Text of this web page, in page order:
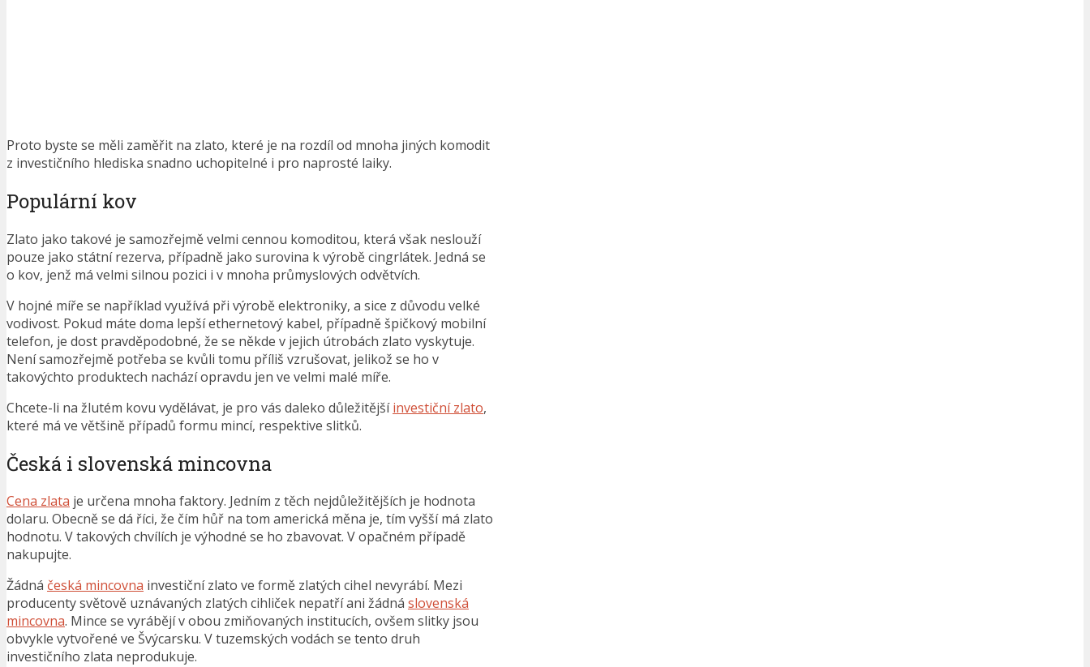
Proto byste se měli zaměřit na zlato, které je na rozdíl od mnoha jiných komodit
z investičního hlediska snadno uchopitelné i pro naprosté laiky.
Populární kov
Zlato jako takové je samozřejmě velmi cennou komoditou, která však neslouží
pouze jako státní rezerva, případně jako surovina k výrobě cingrlátek. Jedná se
o kov, jenž má velmi silnou pozici i v mnoha průmyslových odvětvích.
V hojné míře se například využívá při výrobě elektroniky, a sice z důvodu velké
vodivost. Pokud máte doma lepší ethernetový kabel, případně špičkový mobilní
telefon, je dost pravděpodobné, že se někde v jejich útrobách zlato vyskytuje.
Není samozřejmě potřeba se kvůli tomu příliš vzrušovat, jelikož se ho v
takovýchto produktech nachází opravdu jen ve velmi malé míře.
Chcete-li na žlutém kovu vydělávat, je pro vás daleko důležitějšíinvestiční zlato,
které má ve většině případů formu mincí, respektive slitků.
Česká i slovenská mincovna
Cena zlata je určena mnoha faktory. Jedním z těch nejdůležitějších je hodnota
dolaru. Obecně se dá říci, že čím hůř na tom americká měna je, tím vyšší má zlato
hodnotu. V takových chvílích je výhodné se ho zbavovat. V opačném případě
nakupujte.
Žádná česká mincovna investiční zlato ve formě zlatých cihel nevyrábí. Mezi
producenty světově uznávaných zlatých cihliček nepatří ani žádná slovenská
mincovna. Mince se vyrábějí v obou zmiňovaných institucích, ovšem slitky jsou
obvykle vytvořené ve Švýcarsku. V tuzemských vodách se tento druh
investičního zlata neprodukuje.